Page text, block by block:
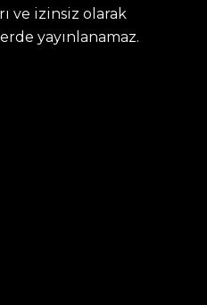
ve izinsiz olarak
yayınlanamaz.